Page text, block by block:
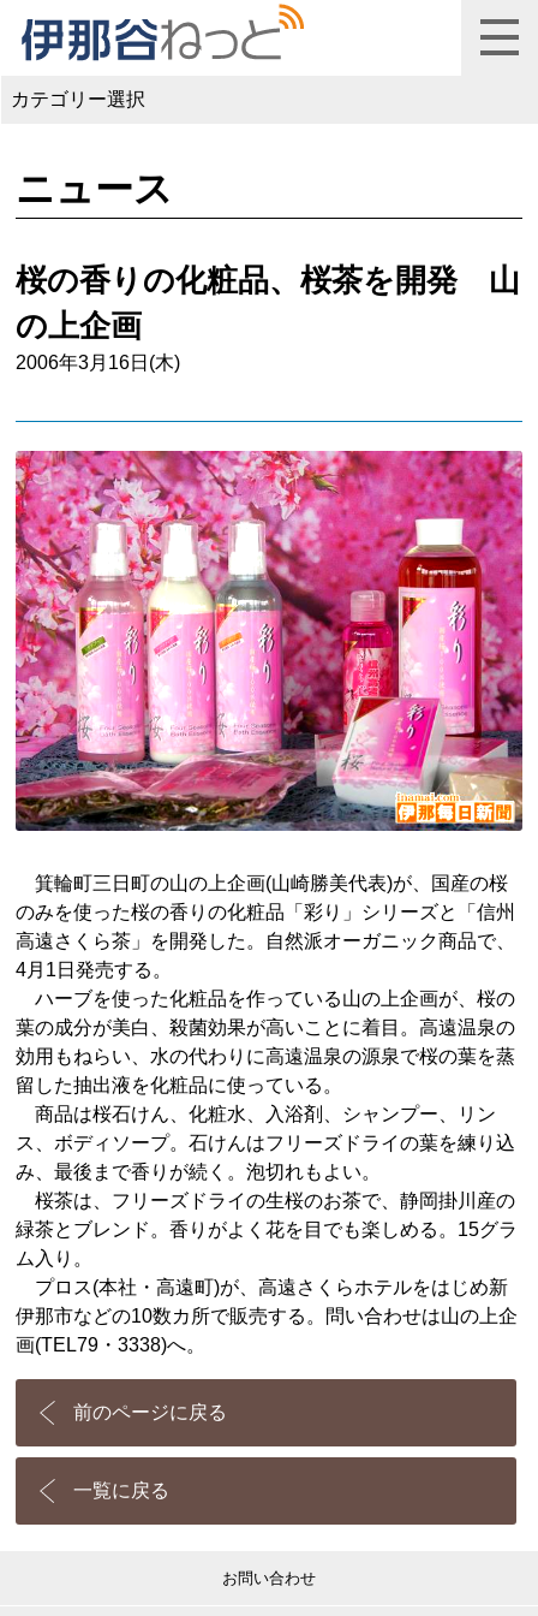
カテゴリー選択
ニュース
桜の香りの化粧品、桜茶を開発 山
の上企画
2006年3月16日(木)
箕輪町三日町の山の上企画(山崎勝美代表)が、国産の桜
のみを使った桜の香りの化粧品「彩り」シリーズと「信州
高遠さくら茶」を開発した。自然派オーガニック商品で、
4月1日発売する。
ハーブを使った化粧品を作っている山の上企画が、桜の
葉の成分が美白、殺菌効果が高いことに着目。高遠温泉の
効用もねらい、水の代わりに高遠温泉の源泉で桜の葉を蒸
留した抽出液を化粧品に使っている。
商品は桜石けん、化粧水、入浴剤、シャンプー、リン
ス、ボディソープ。石けんはフリーズドライの葉を練り込
み、最後まで香りが続く。泡切れもよい。
桜茶は、フリーズドライの生桜のお茶で、静岡掛川産の
緑茶とブレンド。香りがよく花を目でも楽しめる。15グラ
ム入り。
プロス(本社・高遠町)が、高遠さくらホテルをはじめ新
伊那市などの10数カ所で販売する。問い合わせは山の上企
画(TEL79・3338)へ。
前のページに戻る
一覧に戻る
お問い合わせ